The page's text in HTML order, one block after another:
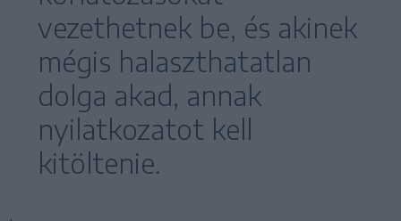
vezethetnek be, és akinek
mégis halaszthatatlan
dolga akad, annak
nyilatkozatot kell
kitöltenie.